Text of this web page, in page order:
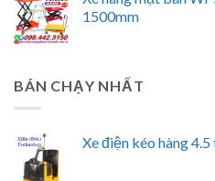
1500mm
BÁN CHẠY NHẤT
Xe điện kéo hàng 4.5